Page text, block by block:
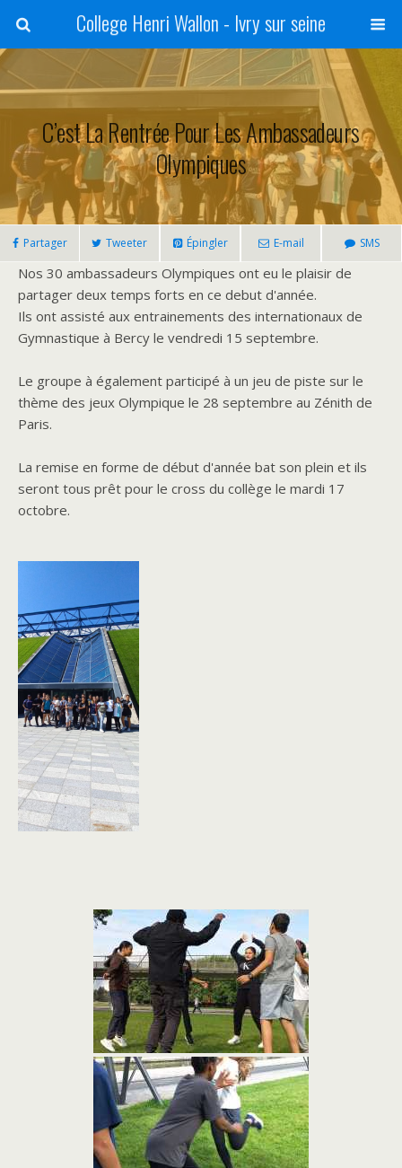
College Henri Wallon - Ivry sur seine
C’est La Rentrée Pour Les Ambassadeurs
Olympiques
Partager Tweeter Épingler E-mail SMS
Nos 30 ambassadeurs Olympiques ont eu le plaisir de
partager deux temps forts en ce debut d'année.
Ils ont assisté aux entrainements des internationaux de
Gymnastique à Bercy le vendredi 15 septembre.
Le groupe à également participé à un jeu de piste sur le
thème des jeux Olympique le 28 septembre au Zénith de
Paris.
La remise en forme de début d'année bat son plein et ils
seront tous prêt pour le cross du collège le mardi 17
octobre.